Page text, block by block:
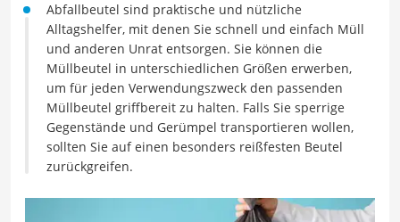
Abfallbeutel sind praktische und nützliche
Alltagshelfer, mit denen Sie schnell und einfach Müll
und anderen Unrat entsorgen. Sie können die
Müllbeutel in unterschiedlichen Größen erwerben,
um für jeden Verwendungszweck den passenden
Müllbeutel griffbereit zu halten. Falls Sie sperrige
Gegenstände und Gerümpel transportieren wollen,
sollten Sie auf einen besonders reißfesten Beutel
zurückgreifen.